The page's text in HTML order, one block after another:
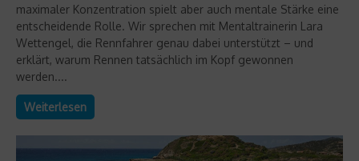
maximaler Konzentration spielt aber auch mentale Stärke eine
entscheidende Rolle. Wir sprechen mit Mentaltrainerin Lara
Wettengel, die Rennfahrer genau dabei unterstützt – und
erklärt, warum Rennen tatsächlich im Kopf gewonnen
werden....
Weiterlesen